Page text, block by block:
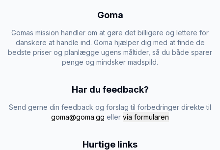
Goma
Gomas mission handler om at gøre det billigere og lettere for
danskere at handle ind. Goma hjælper dig med at finde de
bedste priser og planlægge ugens måltider, så du både sparer
penge og mindsker madspild.
Har du feedback?
Send gerne din feedback og forslag til forbedringer direkte til
goma@goma.gg eller via formularen
Hurtige links